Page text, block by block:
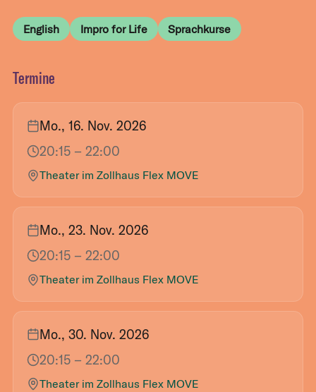
English Impro for Life Sprachkurse
Termine
Mo., 16. Nov. 2026
20:15 – 22:00
Theater im Zollhaus Flex MOVE
Mo., 23. Nov. 2026
20:15 – 22:00
Theater im Zollhaus Flex MOVE
Mo., 30. Nov. 2026
20:15 – 22:00
Theater im Zollhaus Flex MOVE